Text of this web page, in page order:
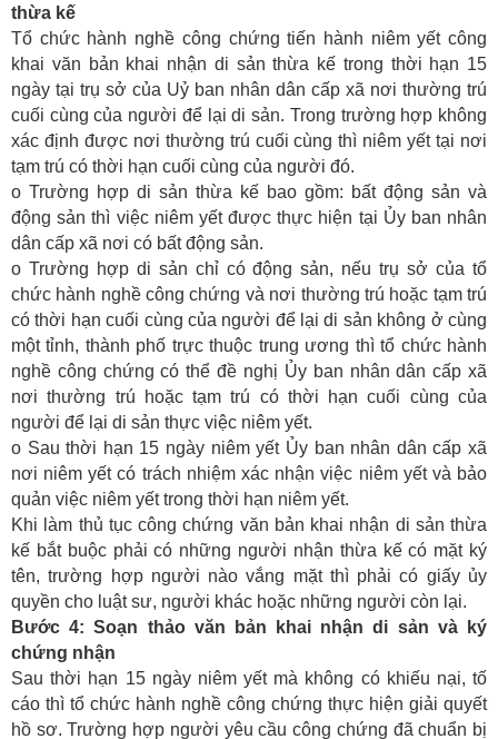
thừa kế
Tổ chức hành nghề công chứng tiến hành niêm yết công
khai văn bản khai nhận di sản thừa kế trong thời hạn 15
ngày tại trụ sở của Uỷ ban nhân dân cấp xã nơi thường trú
cuối cùng của người để lại di sản. Trong trường hợp không
xác định được nơi thường trú cuối cùng thì niêm yết tại nơi
tạm trú có thời hạn cuối cùng của người đó.
o Trường hợp di sản thừa kế bao gồm: bất động sản và
động sản thì việc niêm yết được thực hiện tại Ủy ban nhân
dân cấp xã nơi có bất động sản.
o Trường hợp di sản chỉ có động sản, nếu trụ sở của tổ
chức hành nghề công chứng và nơi thường trú hoặc tạm trú
có thời hạn cuối cùng của người để lại di sản không ở cùng
một tỉnh, thành phố trực thuộc trung ương thì tổ chức hành
nghề công chứng có thể đề nghị Ủy ban nhân dân cấp xã
nơi thường trú hoặc tạm trú có thời hạn cuối cùng của
người để lại di sản thực việc niêm yết.
o Sau thời hạn 15 ngày niêm yết Ủy ban nhân dân cấp xã
nơi niêm yết có trách nhiệm xác nhận việc niêm yết và bảo
quản việc niêm yết trong thời hạn niêm yết.
Khi làm thủ tục công chứng văn bản khai nhận di sản thừa
kế bắt buộc phải có những người nhận thừa kế có mặt ký
tên, trường hợp người nào vắng mặt thì phải có giấy ủy
quyền cho luật sư, người khác hoặc những người còn lại.
Bước 4: Soạn thảo văn bản khai nhận di sản và ký
chứng nhận
Sau thời hạn 15 ngày niêm yết mà không có khiếu nại, tố
cáo thì tổ chức hành nghề công chứng thực hiện giải quyết
hồ sơ. Trường hợp người yêu cầu công chứng đã chuẩn bị